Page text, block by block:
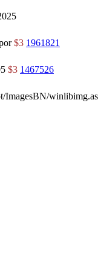
$3 1961821
$3 1467526
ImagesBN/